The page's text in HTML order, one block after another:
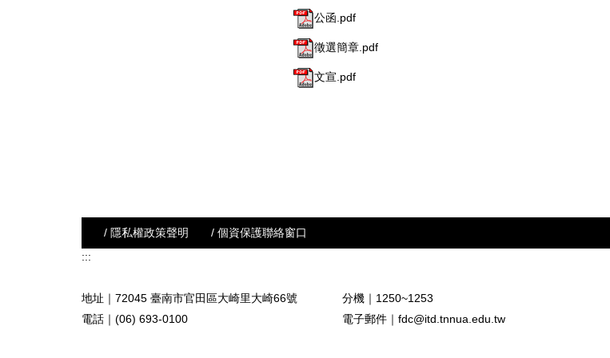
公函.pdf
徵選簡章.pdf
文宣.pdf
/ 隱私權政策聲明
/ 個資保護聯絡窗口
:::
地址｜72045 臺南市官田區大崎里大崎66號
電話｜(06) 693-0100
分機｜1250~1253
電子郵件｜ fdc@itd.tnnua.edu.tw